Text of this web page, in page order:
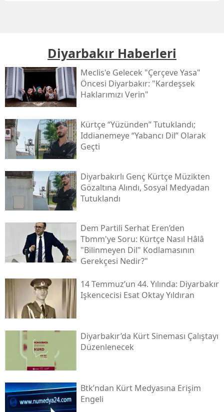
Diyarbakır Haberleri
Meclis'e Gelecek "çerçeve Yasa"
Öncesi Diyarbakır: "kardeşsek
Haklarımızı Verin"
Kürtçe “yüzünden” Tutuklandı;
Iddianemeye “yabancı Dil” Olarak
Geçti
Diyarbakırlı Genç Kürtçe Müzikten
Gözaltına Alındı, Sosyal Medyadan
Tutuklandı
Dem Partili Serhat Eren’den
Tbmm'ye Soru: Kürtçe Nasıl Hâlâ
"bilinmeyen Dil" Kodlamasının
Gerekçesi Nedir?"
14 Temmuz’un 44. Yılında: Diyarbakır
Işkencecisi Esat Oktay Yıldıran
Diyarbakır’da Kürt Sineması Çalıştayı
Düzenlenecek
Btk’ndan Kürt Medyasına Erişim
Engeli